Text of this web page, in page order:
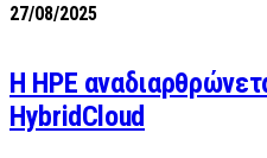
27/08/2025
H HPE
HybridCloud